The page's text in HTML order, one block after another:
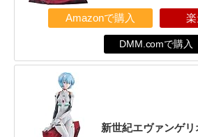
Amazonで購入 楽
DMM.comで購入
新世紀エヴァンゲリ